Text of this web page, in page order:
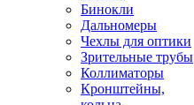
Бинокли
Дальномеры
Чехлы для оптики
Зрительные трубы
Коллиматоры
Кронштейны,